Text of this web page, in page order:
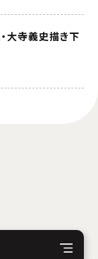
大寺義史描き下